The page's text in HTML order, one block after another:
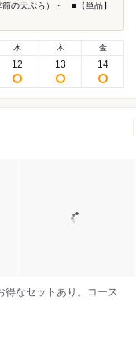
の天ぷら）・ ■【単品】
水
12
木
13
金
14
得なセットあり。コース